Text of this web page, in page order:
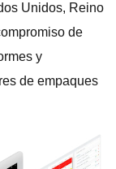
Unidos, Reino
de
y
de empaques